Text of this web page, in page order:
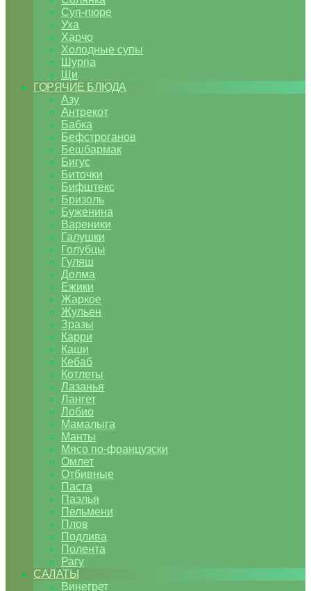
Суп-пюре
Уха
Харчо
Холодные супы
Шурпа
Щи
ГОРЯЧИЕ БЛЮДА
Азу
Антрекот
Бабка
Бефстроганов
Бешбармак
Бигус
Биточки
Бифштекс
Бризоль
Буженина
Вареники
Галушки
Голубцы
Гуляш
Долма
Ежики
Жаркое
Жульен
Зразы
Карри
Каши
Кебаб
Котлеты
Лазанья
Лангет
Лобио
Мамалыга
Манты
Мясо по-французски
Омлет
Отбивные
Паста
Паэлья
Пельмени
Плов
Подлива
Полента
Рагу
САЛАТЫ
Винегрет